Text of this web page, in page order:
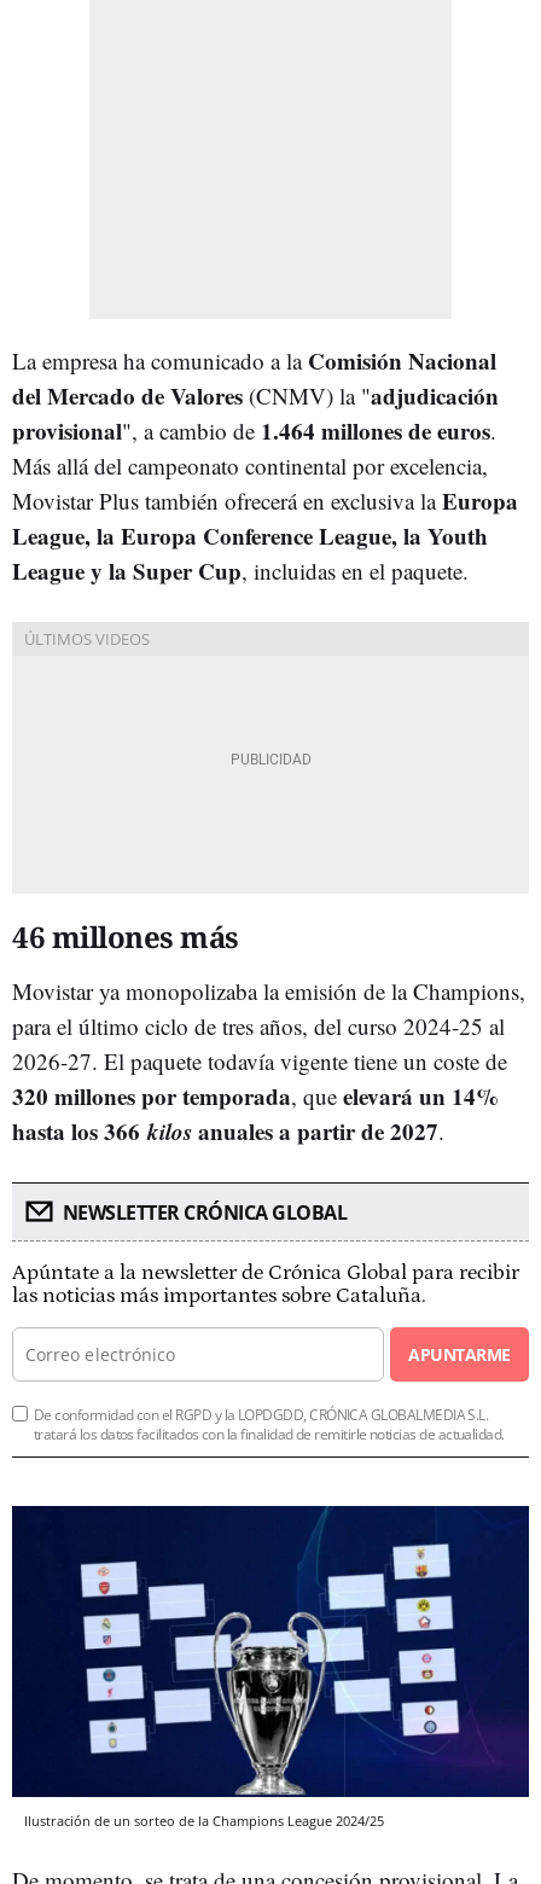
La empresa ha comunicado a la Comisión Nacional
del Mercado de Valores (CNMV) la "adjudicación
provisional", a cambio de 1.464 millones de euros.
Más allá del campeonato continental por excelencia,
Movistar Plus también ofrecerá en exclusiva laEuropa
League, la Europa Conference League, la Youth
League y la Super Cup, incluidas en el paquete.
46 millones más
Movistar ya monopolizaba la emisión de la Champions,
para el último ciclo de tres años, del curso 2024-25 al
2026-27. El paquete todavía vigente tiene un coste de
320 millones por temporada, que elevará un 14%
hasta los 366kilosanuales a partir de 2027.
NEWSLETTER CRÓNICA GLOBAL
Apúntate a la newsletter de Crónica Global para recibir
las noticias más importantes sobre Cataluña.
APUNTARME
De conformidad con el RGPD y la LOPDGDD, CRÓNICA GLOBALMEDIA S.L.
tratará los datos facilitados con la finalidad de remitirle noticias de actualidad.
Ilustración de un sorteo de la Champions League 2024/25